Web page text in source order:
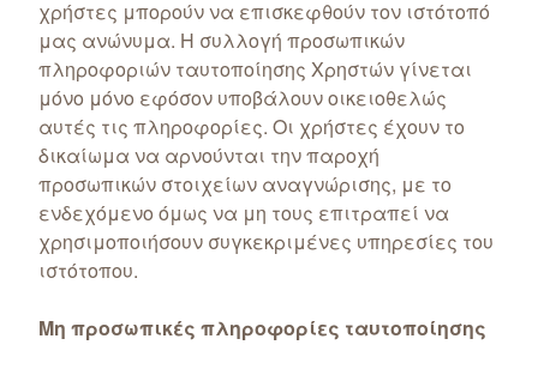
χρήστες μπορούν να επισκεφθούν τον ιστότοπό
μας ανώνυμα. Η συλλογή προσωπικών
πληροφοριών ταυτοποίησης Χρηστών γίνεται
μόνο μόνο εφόσον υποβάλουν οικειοθελώς
αυτές τις πληροφορίες. Οι χρήστες έχουν το
δικαίωμα να αρνούνται την παροχή
προσωπικών στοιχείων αναγνώρισης, με το
ενδεχόμενο όμως να μη τους επιτραπεί να
χρησιμοποιήσουν συγκεκριμένες υπηρεσίες του
ιστότοπου.
Μη προσωπικές πληροφορίες ταυτοποίησης